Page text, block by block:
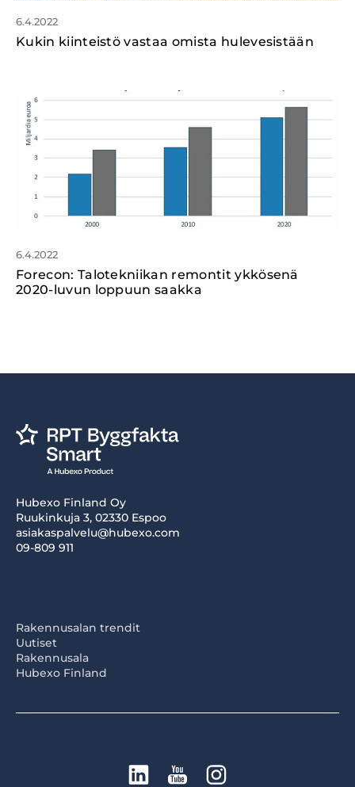
6.4.2022
Kukin kiinteistö vastaa omista hulevesistään
6.4.2022
Forecon: Talotekniikan remontit ykkösenä
2020-luvun loppuun saakka
Hubexo Finland Oy
Ruukinkuja 3, 02330 Espoo
asiakaspalvelu@hubexo.com
09-809 911
Rakennusalan trendit
Uutiset
Rakennusala
Hubexo Finland